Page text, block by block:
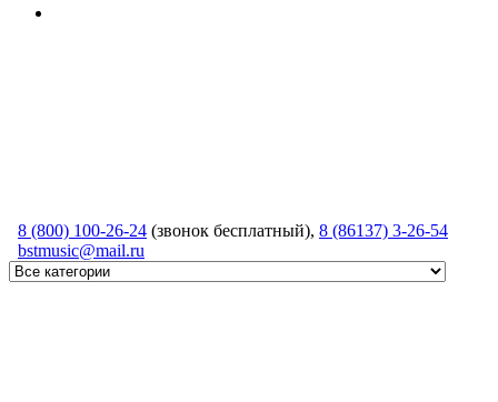
8 (800) 100-26-24 (звонок бесплатный), 8 (86137) 3-26-54
bstmusic@mail.ru